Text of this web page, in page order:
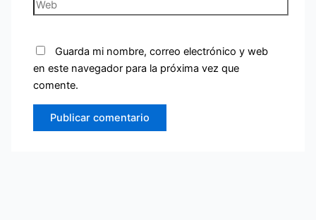
Guarda mi nombre, correo electrónico y web
en este navegador para la próxima vez que
comente.